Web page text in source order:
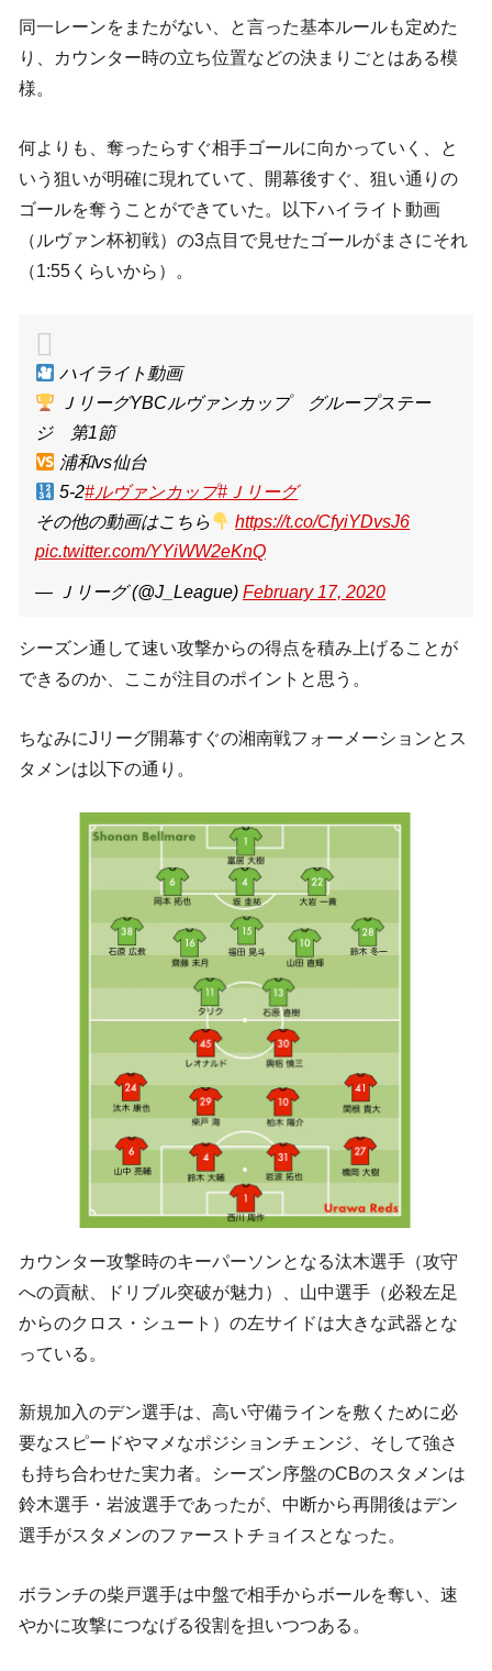
同一レーンをまたがない、と言った基本ルールも定めた
り、カウンター時の立ち位置などの決まりごとはある模
様。
何よりも、奪ったらすぐ相手ゴールに向かっていく、と
いう狙いが明確に現れていて、開幕後すぐ、狙い通りの
ゴールを奪うことができていた。以下ハイライト動画
（ルヴァン杯初戦）の3点目で見せたゴールがまさにそれ
（1:55くらいから）。
ハイライト動画
ＪリーグYBCルヴァンカップ グループステー
ジ 第1節
浦和vs仙台
5-2#ルヴァンカップ#Ｊリーグ
その他の動画はこちら
https://t.co/CfyiYDvsJ6
pic.twitter.com/YYiWW2eKnQ
— Ｊリーグ (@J_League) February 17, 2020
シーズン通して速い攻撃からの得点を積み上げることが
できるのか、ここが注目のポイントと思う。
ちなみにJリーグ開幕すぐの湘南戦フォーメーションとス
タメンは以下の通り。
カウンター攻撃時のキーパーソンとなる汰木選手（攻守
への貢献、ドリブル突破が魅力）、山中選手（必殺左足
からのクロス・シュート）の左サイドは大きな武器とな
っている。
新規加入のデン選手は、高い守備ラインを敷くために必
要なスピードやマメなポジションチェンジ、そして強さ
も持ち合わせた実力者。シーズン序盤のCBのスタメンは
鈴木選手・岩波選手であったが、中断から再開後はデン
選手がスタメンのファーストチョイスとなった。
ボランチの柴戸選手は中盤で相手からボールを奪い、速
やかに攻撃につなげる役割を担いつつある。